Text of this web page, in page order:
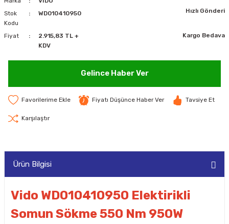
Stok
Kodu
WD010410950
Fiyat
2.915,83 TL +
KDV
Hızlı Gönderi
Kargo Bedava
Gelince Haber Ver
Fiyatı Düşünce Haber Ver Tavsiye Et
Karşılaştır
Ürün Bilgisi
Vido WD010410950 Elektirikli
Somun Sökme 550 Nm 950W